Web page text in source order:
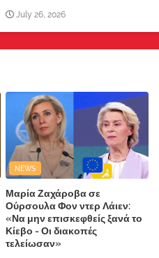
July 26, 2026
NEWS
Μαρία Ζαχάροβα σε
Ούρσουλα Φον ντερ Λάιεν:
«Να μην επισκεφθείς ξανά το
Κίεβο - Οι διακοπές
τελείωσαν»